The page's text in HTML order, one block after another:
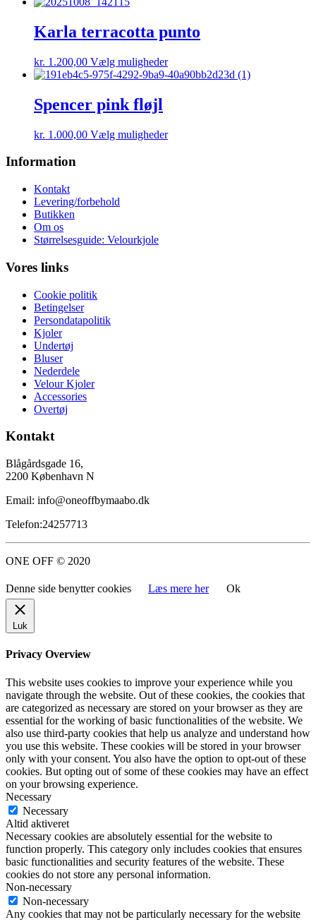
varianter.
kan
vælges
Karla terracotta punto
kr. 1.200,00 Vælg mulighederDette
vare
kan
Spencer pink fløjl
kr. 1.000,00 Vælg mulighederDette
Information
Kontakt
Levering/forbehold
Butikken
Om os
Størrelsesguide: Velourkjole
Vores links
Cookie politik
Betingelser
Persondatapolitik
Kjoler
Undertøj
Bluser
Nederdele
Velour Kjoler
Accessories
Overtøj
Kontakt
Blågårdsgade 16,
2200 København N
Email: info@oneoffbymaabo.dk
Telefon:24257713
ONE OFF © 2020
Denne side benytter cookies Læs mere her Ok
Luk
Privacy Overview
This website uses cookies to improve your experience while you
navigate through the website. Out of these cookies, the cookies that
are categorized as necessary are stored on your browser as they are
essential for the working of basic functionalities of the website. We
also use third-party cookies that help us analyze and understand how
you use this website. These cookies will be stored in your browser
only with your consent. You also have the option to opt-out of these
cookies. But opting out of some of these cookies may have an effect
on your browsing experience.
Necessary
Necessary
Altid aktiveret
Necessary cookies are absolutely essential for the website to
function properly. This category only includes cookies that ensures
basic functionalities and security features of the website. These
cookies do not store any personal information.
Non-necessary
Non-necessary
Any cookies that may not be particularly necessary for the website